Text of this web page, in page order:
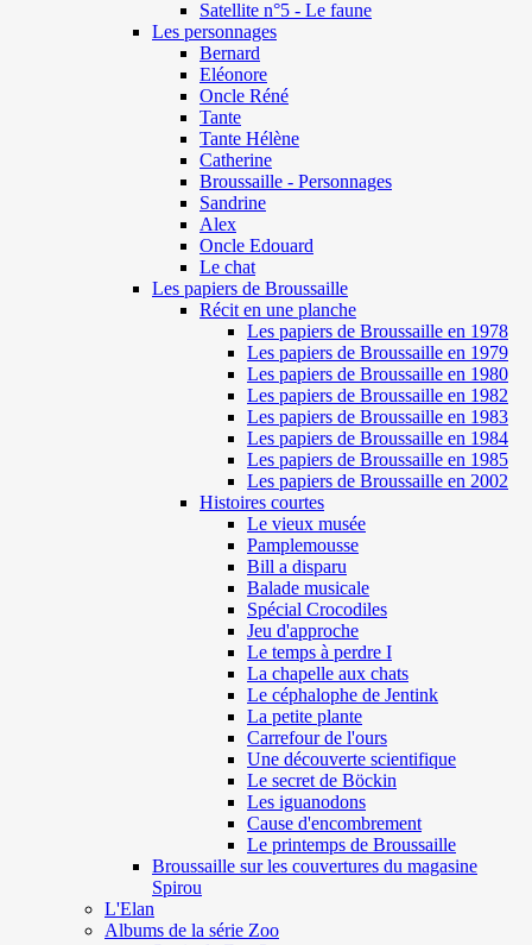
Satellite n°5 - Le faune
Les personnages
Bernard
Eléonore
Oncle Réné
Tante
Tante Hélène
Catherine
Broussaille - Personnages
Sandrine
Alex
Oncle Edouard
Le chat
Les papiers de Broussaille
Récit en une planche
Les papiers de Broussaille en 1978
Les papiers de Broussaille en 1979
Les papiers de Broussaille en 1980
Les papiers de Broussaille en 1982
Les papiers de Broussaille en 1983
Les papiers de Broussaille en 1984
Les papiers de Broussaille en 1985
Les papiers de Broussaille en 2002
Histoires courtes
Le vieux musée
Pamplemousse
Bill a disparu
Balade musicale
Spécial Crocodiles
Jeu d'approche
Le temps à perdre I
La chapelle aux chats
Le céphalophe de Jentink
La petite plante
Carrefour de l'ours
Une découverte scientifique
Le secret de Böckin
Les iguanodons
Cause d'encombrement
Le printemps de Broussaille
Broussaille sur les couvertures du magasine
Spirou
L'Elan
Albums de la série Zoo